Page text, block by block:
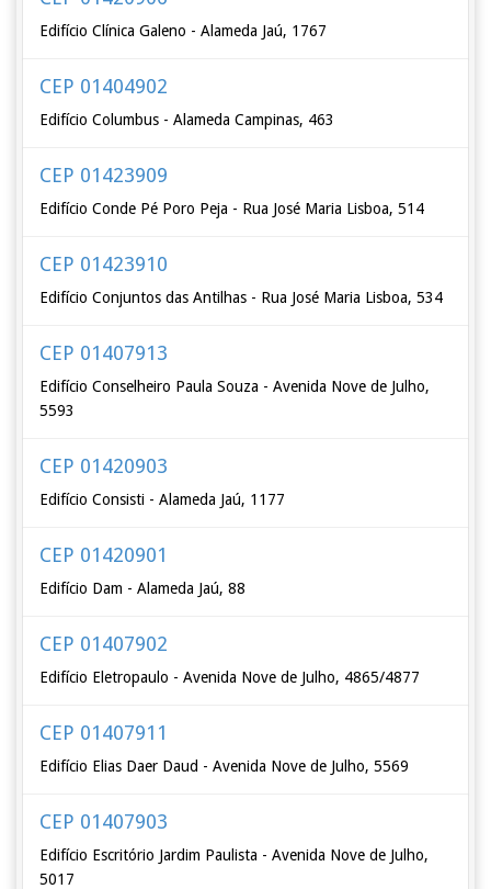
Edifício Clínica Galeno - Alameda Jaú, 1767
CEP 01404902
Edifício Columbus - Alameda Campinas, 463
CEP 01423909
Edifício Conde Pé Poro Peja - Rua José Maria Lisboa, 514
CEP 01423910
Edifício Conjuntos das Antilhas - Rua José Maria Lisboa, 534
CEP 01407913
Edifício Conselheiro Paula Souza - Avenida Nove de Julho,
5593
CEP 01420903
Edifício Consisti - Alameda Jaú, 1177
CEP 01420901
Edifício Dam - Alameda Jaú, 88
CEP 01407902
Edifício Eletropaulo - Avenida Nove de Julho, 4865/4877
CEP 01407911
Edifício Elias Daer Daud - Avenida Nove de Julho, 5569
CEP 01407903
Edifício Escritório Jardim Paulista - Avenida Nove de Julho,
5017